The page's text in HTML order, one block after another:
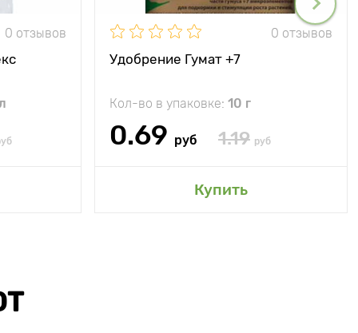
0 отзывов 0 отзывов
Удобрение Гумат +7
Кол-во в упаковке: 10 г
0.69 руб 1.19 руб
Купить